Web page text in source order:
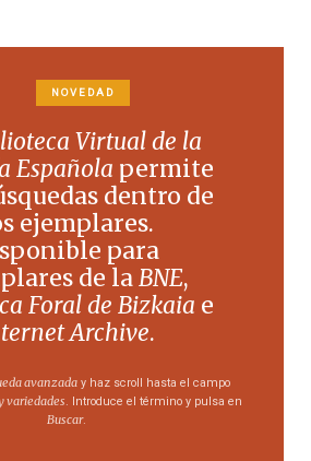
NOVEDAD
Virtual de la
Española permite
dentro de
ejemplares.
para
de laBNE,
Foral de Bizkaia e
Archive.
avanzada y haz scroll hasta el campo
variedades . Introduce el término y pulsa en
Buscar.